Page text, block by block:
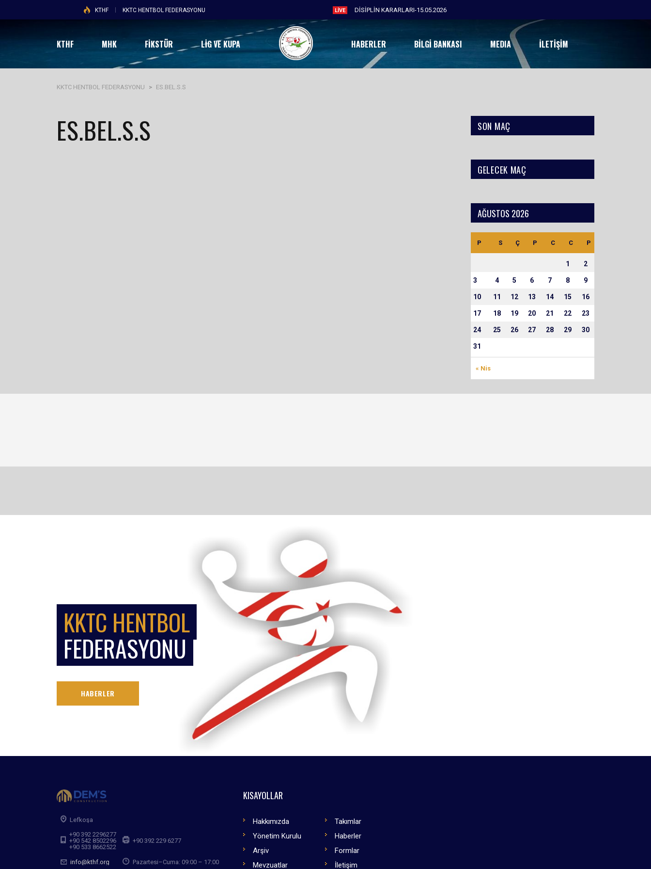
KTHF KKTC HENTBOL FEDERASYONU LIVE DİSİPLİN KARARLARI-15.05.2026
KTHF MHK FİKSTÜR LIG VE KUPA HABERLER BILGI BANKASI MEDIA İLETIŞIM
KKTC HENTBOL FEDERASYONU > ES.BEL.S.S
ES.BEL.S.S SON MAÇ
GELECEK MAÇ
AĞUSTOS 2026
P S Ç P C C P
« Nis
1 2
3 4 5 6 7 8 9
10 11 12 13 14 15 16
17 18 19 20 21 22 23
24 25 26 27 28 29 30
31
KKTC HENTBOL
FEDERASYONU
HABERLER
Lefkoşa
+90 392 2296277
+90 542 8502296
+90 533 8662522
+90 392 229 6277
info@kthf.org Pazartesi–Cuma: 09:00 – 17:00
KISAYOLLAR
Hakkımızda
Takımlar
Yönetim Kurulu
Haberler
Arşiv
Formlar
Mevzuatlar
İletişim